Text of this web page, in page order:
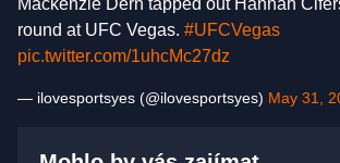
Mackenzie Dern tapped out Hannah
round at UFC Vegas. #UFCVegas
pic.twitter.com/1uhcMc27dz
— ilovesportsyes (@ilovesportsyes) May 31,